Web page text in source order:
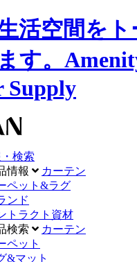
活空間を
す。
Supply
検索
情報
カーテン
ペット&ラグ
ンド
トラクト資材
検索
カーテン
ペット
&マット